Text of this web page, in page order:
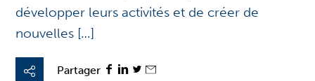
développer leurs activités et de créer de
nouvelles […]
Partager